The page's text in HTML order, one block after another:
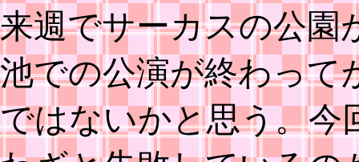
来週でサーカスの公園
池での公演が終わって
ではないかと思う。今